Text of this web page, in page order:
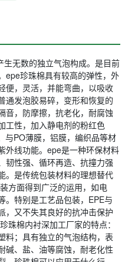
无数的独立气泡构成。是目前
epe珍珠棉具有较高的弹性，外
便，灵活，并能弯曲，以吸收
通发泡胶易碎，变形和恢复的
音，防摩擦，抗老化，耐腐蚀
工性，加入静电剂的粉红色
与PO薄膜，铝膜，编织品等材
外线功能。epe是一种环保材料
韧性强、循环再造、抗撞力强
。是传统包装材料的理想替代
方面得到广泛的运用，如电
。特别是工艺品包装，EPE与
，又不失其良好的抗冲击保护
珠棉内衬深加工厂家的特点：
料；具有独立的气泡结构，表
碱、盐、油等腐蚀，耐老化性